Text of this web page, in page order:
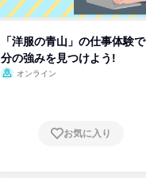
「洋服の青山」の仕事体験
分の強みを見つけよう!
オンライン
お気に入り